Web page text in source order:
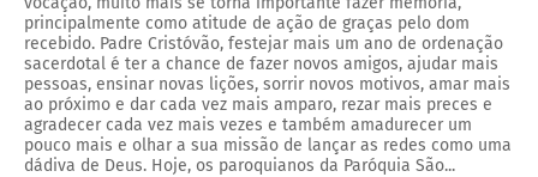
principalmente como atitude de ação de graças pelo dom
recebido. Padre Cristóvão, festejar mais um ano de ordenação
sacerdotal é ter a chance de fazer novos amigos, ajudar mais
pessoas, ensinar novas lições, sorrir novos motivos, amar mais
ao próximo e dar cada vez mais amparo, rezar mais preces e
agradecer cada vez mais vezes e também amadurecer um
pouco mais e olhar a sua missão de lançar as redes como uma
dádiva de Deus. Hoje, os paroquianos da Paróquia São...